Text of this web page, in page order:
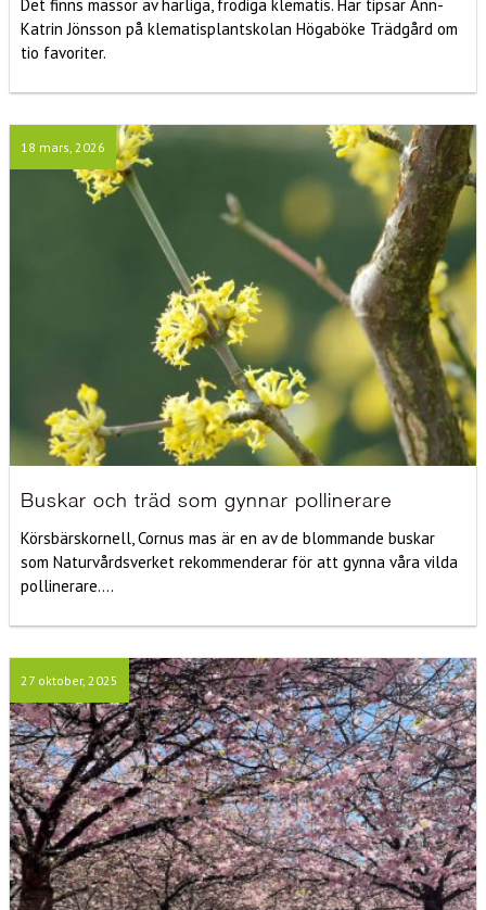
Det finns massor av härliga, frodiga klematis. Här tipsar Ann-
Katrin Jönsson på klematisplantskolan Högaböke Trädgård om
tio favoriter.
18 mars, 2026
Buskar och träd som gynnar pollinerare
Körsbärskornell, Cornus mas är en av de blommande buskar
som Naturvårdsverket rekommenderar för att gynna våra vilda
pollinerare....
27 oktober, 2025